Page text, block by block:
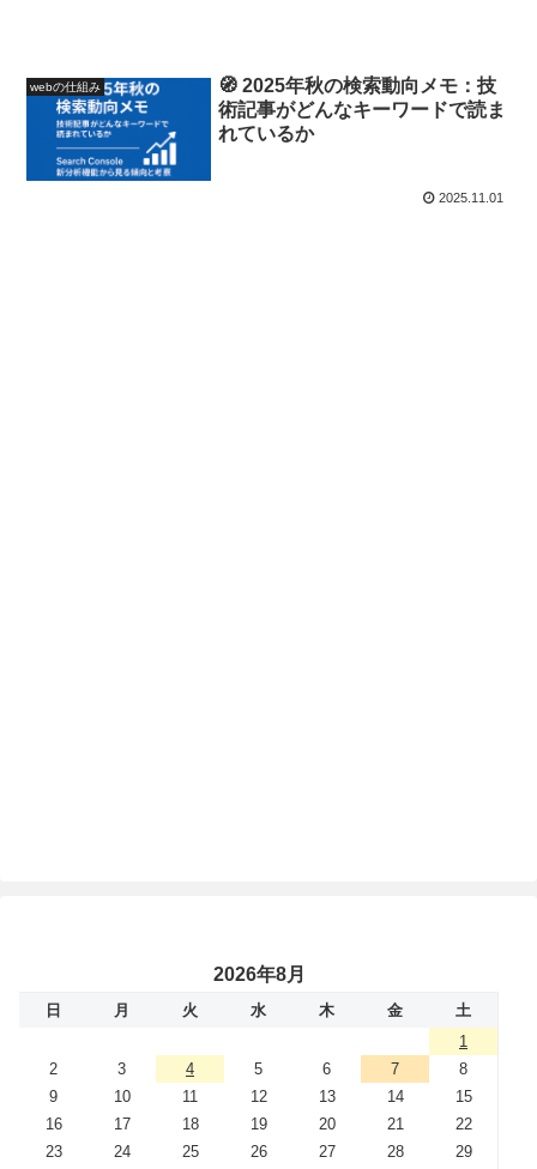
webの仕組み
🧭 2025年秋の検索動向メモ：技
術記事がどんなキーワードで読ま
れているか
2025.11.01
2026年8月
日 月 火 水 木 金
土
1
2
3 4 5 6 7
8
9
10 11 12 13 14
15
16
17 18 19 20 21
22
23
24 25 26 27 28
29